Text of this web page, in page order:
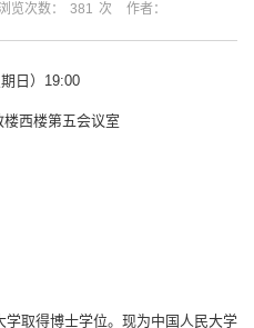
浏览次数： 381 次 作者：
日）19:00
西楼第五会议室
取得博士学位。现为中国人民大学